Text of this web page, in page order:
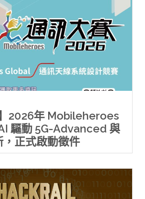
】2026年 Mobileheroes
驅動 5G-Advanced 與
，正式啟動徵件